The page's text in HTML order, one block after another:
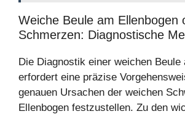
Weiche Beule am Ellenbogen
Schmerzen: Diagnostische
Die Diagnostik einer weichen Beule
erfordert eine präzise
genauen Ursachen der weichen
Ellenbogen festzustellen. Zu den